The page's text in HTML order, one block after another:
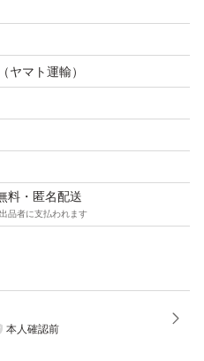
で、キューティクルを開か
シャンプーです♪
ヤマト運輸）
料・匿名配送
品者に支払われます
本人確認前